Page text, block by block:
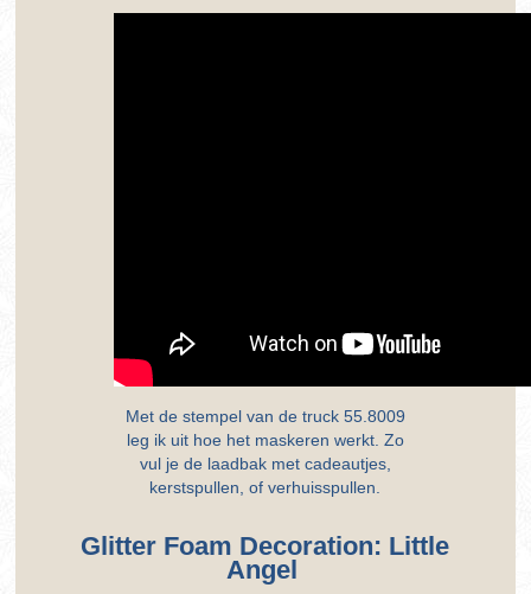
Met de stempel van de truck 55.8009
leg ik uit hoe het maskeren werkt. Zo
vul je de laadbak met cadeautjes,
kerstspullen, of verhuisspullen.
Glitter Foam Decoration: Little
Angel